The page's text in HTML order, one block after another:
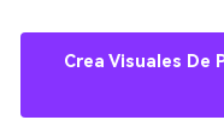
Crea Visuales De